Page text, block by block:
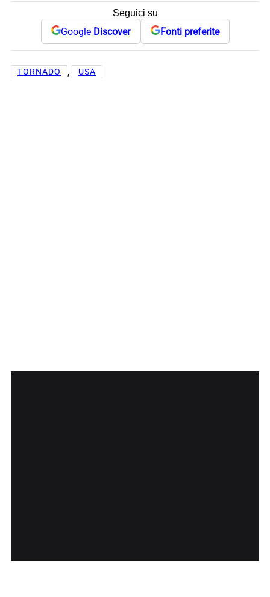
Seguici su
Google Discover Fonti preferite
TORNADO , USA